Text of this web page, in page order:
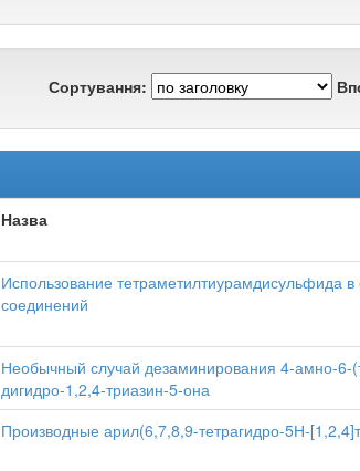
Сортування:
Назва
Использование тетраметилтиурамдисульфида
соединений
Необычный случай дезаминирования 4-амно-6-
дигидро-1,2,4-триазин-5-она
Производные арил(6,7,8,9-тетрагидро-5Н-